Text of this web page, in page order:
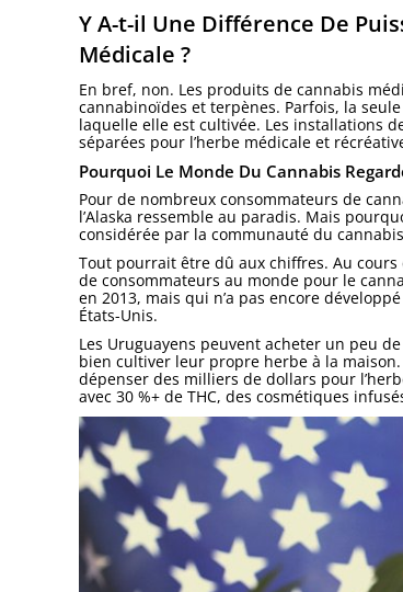
Y A-t-il Une Différence De
Médicale ?
En bref, non. Les produits de cannabis
cannabinoïdes et terpènes. Parfois, la
laquelle elle est cultivée. Les installations
séparées pour l’herbe médicale et
Pourquoi Le Monde Du Cannabis
Pour de nombreux consommateurs de
l’Alaska ressemble au paradis. Mais
considérée par la communauté du
Tout pourrait être dû aux chiffres. Au
de consommateurs au monde pour le
en 2013, mais qui n’a pas encore
États-Unis.
Les Uruguayens peuvent acheter un peu
bien cultiver leur propre herbe à la
dépenser des milliers de dollars pour
avec 30 %+ de THC, des cosmétiques